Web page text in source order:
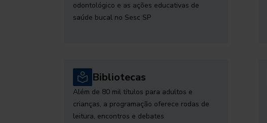
odontológico e as ações educativas de
saúde bucal no Sesc SP
Bibliotecas
Além de 80 mil títulos para adultos e
crianças, a programação oferece rodas de
leitura, encontros e debates